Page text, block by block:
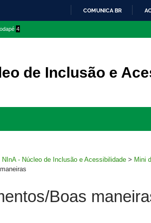
O
COMUNICA BR
4
de Inclusão e
NInA - Núcleo de Inclusão e Acessibilidade > Mini
Boas